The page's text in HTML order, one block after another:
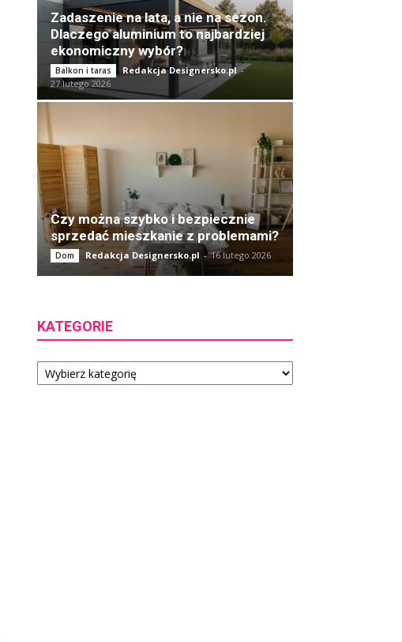
Zadaszenie na lata, a nie na sezon.
Dlaczego aluminium to najbardziej
ekonomiczny wybór?
Balkon i taras Redakcja Designersko.pl -
27 lutego 2026
Czy można szybko i bezpiecznie
sprzedać mieszkanie z problemami?
Dom Redakcja Designersko.pl - 16 lutego 2026
KATEGORIE
Kategorie